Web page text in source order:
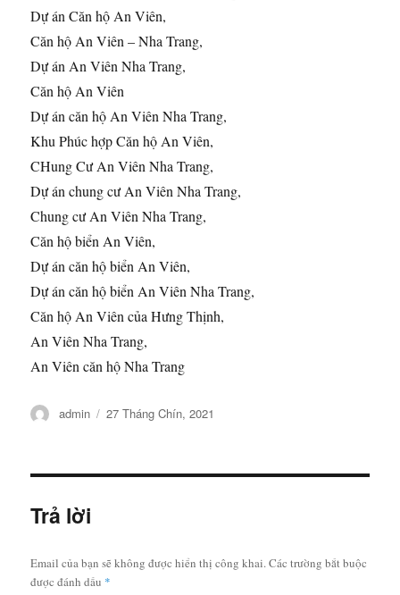
Dự án Căn hộ An Viên,
Căn hộ An Viên – Nha Trang,
Dự án An Viên Nha Trang,
Căn hộ An Viên
Dự án căn hộ An Viên Nha Trang,
Khu Phúc hợp Căn hộ An Viên,
CHung Cư An Viên Nha Trang,
Dự án chung cư An Viên Nha Trang,
Chung cư An Viên Nha Trang,
Căn hộ biển An Viên,
Dự án căn hộ biển An Viên,
Dự án căn hộ biển An Viên Nha Trang,
Căn hộ An Viên của Hưng Thịnh,
An Viên Nha Trang,
An Viên căn hộ Nha Trang
Tác
admin
Đăng
27 Tháng Chín, 2021
Trả lời
Email của bạn sẽ không được hiển thị công khai.Các trường bắt buộc
được đánh dấu *